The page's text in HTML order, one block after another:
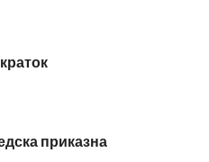
приказна